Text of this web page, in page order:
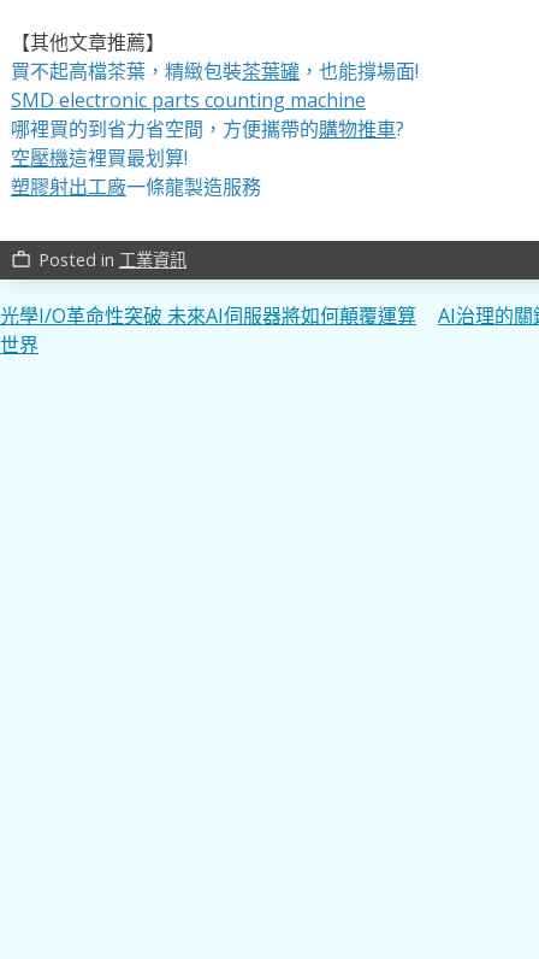
【其他文章推薦】
買不起高檔茶葉，精緻包裝茶葉罐，也能撐場面!
SMD electronic parts counting machine
哪裡買的到省力省空間，方便攜帶的購物推車?
空壓機這裡買最划算!
塑膠射出工廠一條龍製造服務
work_outline Posted in 工業資訊
文
章
光學I/O革命性突破 未來AI伺服器將如何顛覆運算
世界
AI治理的